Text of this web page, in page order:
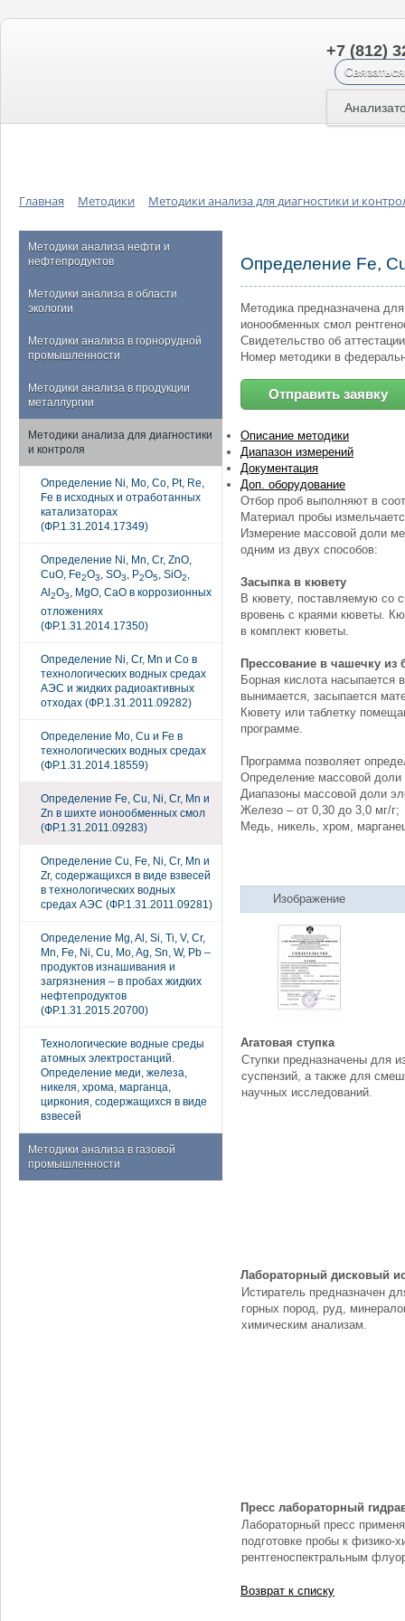
+7 (812)
Главная Методики Методики анализа для диагностики и
Методики анализа нефти и
нефтепродуктов
Методики анализа в области
экологии
Методики анализа в горнорудной
промышленности
Методики анализа в продукции
металлургии
Методики анализа для диагностики
и контроля
Определение Ni, Mo, Co, Pt, Re,
Fe в исходных и отработанных
катализаторах
(ФР.1.31.2014.17349)
Определение Ni, Mn, Cr, ZnO,
CuO, Fe2O3, SO3, P2O5, SiO2,
Al 2O3, MgO, CaO в коррозионных
отложениях
(ФР.1.31.2014.17350)
Определение Ni, Cr, Mn и Co в
технологических водных средах
АЭС и жидких радиоактивных
отходах (ФР.1.31.2011.09282)
Определение Mo, Cu и Fe в
технологических водных средах
(ФР.1.31.2014.18559)
Определение Fe, Cu, Ni, Cr, Mn и
Zn в шихте ионообменных смол
(ФР.1.31.2011.09283)
Определение Cu, Fe, Ni, Cr, Mn и
Zr, содержащихся в виде взвесей
в технологических водных
средах АЭС (ФР.1.31.2011.09281)
Определение Mg, Al, Si, Ti, V, Cr,
Mn, Fe, Ni, Cu, Mo, Ag, Sn, W, Pb –
продуктов изнашивания и
загрязнения – в пробах жидких
нефтепродуктов
(ФР.1.31.2015.20700)
Технологические водные среды
атомных электростанций.
Определение меди, железа,
никеля, хрома, марганца,
циркония, содержащихся в виде
взвесей
Методики анализа в газовой
промышленности
Определение Fe,
Методика предназначена
ионообменных смол
Свидетельство об
Номер методики в
Отправить заявку
Описание методики
Диапазон измерений
Документация
Доп. оборудование
Отбор проб выполняют в
Материал пробы
Измерение массовой доли
одним из двух способов:
Засыпка в кювету
В кювету, поставляемую со
вровень с краями кюветы.
в комплект кюветы.
Прессование в чашечку из
Борная кислота
вынимается, засыпается
Кювету или таблетку
программе.
Программа позволяет
Определение массовой доли
Диапазоны массовой доли
Железо – от 0,30 до 3,0 мг/г;
Медь, никель, хром,
Изображение
Агатовая ступка
Ступки предназначены для
суспензий, а также для
научных исследований.
Лабораторный дисковый
Истиратель предназначен
горных пород, руд,
химическим анализам.
Пресс лабораторный
Лабораторный пресс
подготовке пробы к физико-
рентгеноспектральным
Возврат к списку